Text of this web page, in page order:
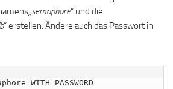
„semaphore“ und die
“ erstellen. Ändere auch das Passwort in
WITH PASSWORD